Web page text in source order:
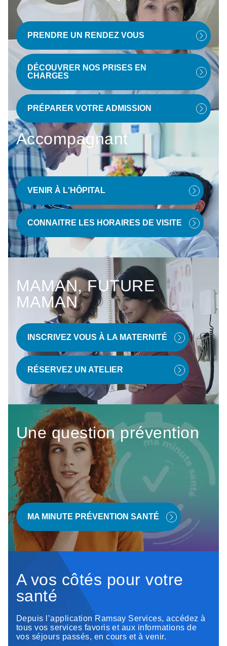
PRENDRE UN RENDEZ VOUS
DÉCOUVRER NOS PRISES EN
CHARGES
PRÉPARER VOTRE ADMISSION
Accompagnant
VENIR À L'HÔPITAL
CONNAITRE LES HORAIRES DE VISITE
MAMAN, FUTURE
MAMAN
INSCRIVEZ VOUS À LA MATERNITÉ
RÉSERVEZ UN ATELIER
Une question prévention
MA MINUTE PRÉVENTION SANTÉ
A vos côtés pour votre
santé
Depuis l’application Ramsay Services, accédez à
tous vos services favoris et aux informations de
vos séjours passés, en cours et à venir.